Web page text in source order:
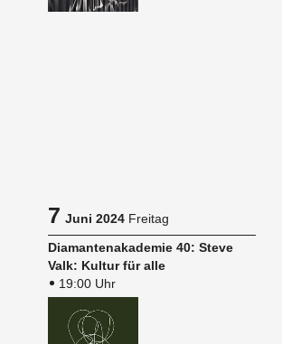
7Juni 2024 Freitag
Dia­man­ten­aka­de­mie 40: Steve
Valk: Kul­tur für alle
19:00 Uhr